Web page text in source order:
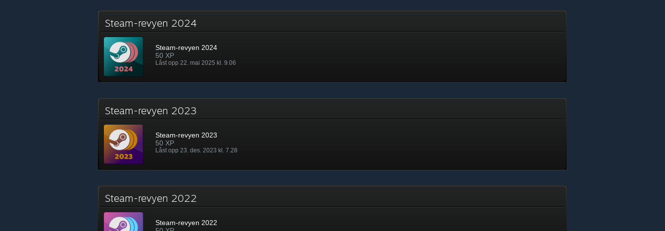
Steam-revyen 2024
Steam-revyen 2024
50 XP
Låst opp 22. mai 2025 kl. 9.06
Steam-revyen 2023
Steam-revyen 2023
50 XP
Låst opp 23. des. 2023 kl. 7.28
Steam-revyen 2022
Steam-revyen 2022